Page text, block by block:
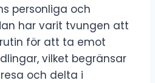
personliga och
har varit tvungen att
för att ta emot
vilket begränsar
och delta i